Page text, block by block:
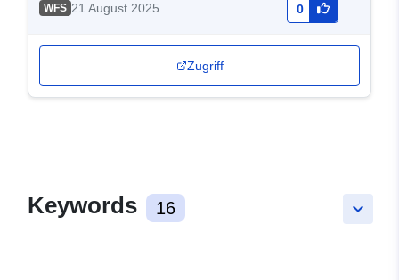
WFS 21 August 2025 0
Zugriff
keyboard_arrow_down
Keywords 16